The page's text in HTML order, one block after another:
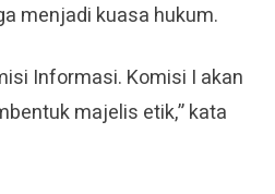
menjadi kuasa hukum.
Informasi. Komisi I akan
majelis etik,” kata